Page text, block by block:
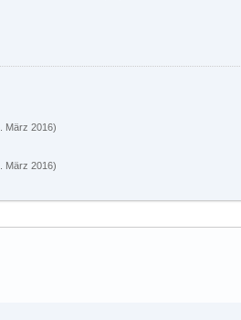
März 2016)
März 2016)